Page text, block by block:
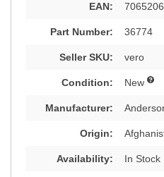
EAN:
Part Number: 36774
Seller SKU: vero
Condition: New
Manufacturer:
Origin:
Availability: In Stock